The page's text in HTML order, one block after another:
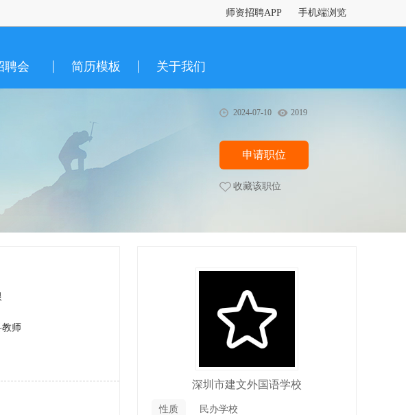
师资招聘APP 手机端浏览
聘会 简历模板 关于我们
2024-07-10 2019
申请职位
收藏该职位
师
深圳市建文外国语学校
性质 民办学校